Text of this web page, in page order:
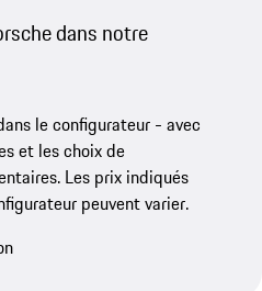
dans notre
le configurateur - avec
et les choix de
Les prix indiqués
peuvent varier.